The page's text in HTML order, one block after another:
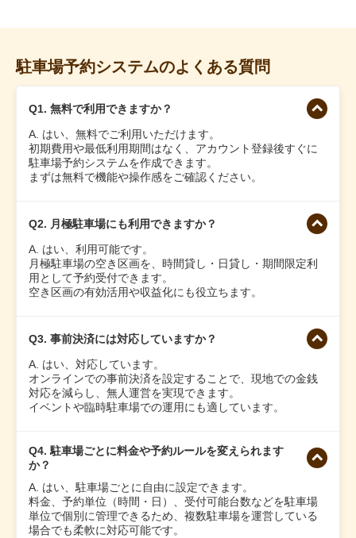
駐車場予約システムのよくある質問
Q1. 無料で利用できますか？
A. はい、無料でご利用いただけます。
初期費用や最低利用期間はなく、アカウント登録後すぐに
駐車場予約システムを作成できます。
まずは無料で機能や操作感をご確認ください。
Q2. 月極駐車場にも利用できますか？
A. はい、利用可能です。
月極駐車場の空き区画を、時間貸し・日貸し・期間限定利
用として予約受付できます。
空き区画の有効活用や収益化にも役立ちます。
Q3. 事前決済には対応していますか？
A. はい、対応しています。
オンラインでの事前決済を設定することで、現地での金銭
対応を減らし、無人運営を実現できます。
イベントや臨時駐車場での運用にも適しています。
Q4. 駐車場ごとに料金や予約ルールを変えられます
か？
A. はい、駐車場ごとに自由に設定できます。
料金、予約単位（時間・日）、受付可能台数などを駐車場
単位で個別に管理できるため、複数駐車場を運営している
場合でも柔軟に対応可能です。